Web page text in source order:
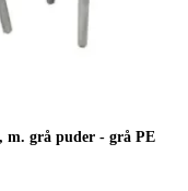
m. grå puder - grå PE